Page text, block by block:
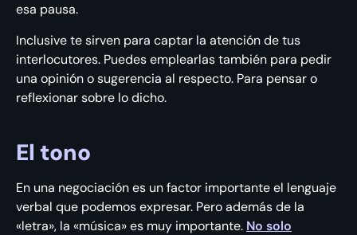
esa pausa.
Inclusive te sirven para captar la atención de tus
interlocutores. Puedes emplearlas también para pedir
una opinión o sugerencia al respecto. Para pensar o
reflexionar sobre lo dicho.
El tono
En una negociación es un factor importante el lenguaje
verbal que podemos expresar. Pero además de la
«letra», la «música» es muy importante. No solo